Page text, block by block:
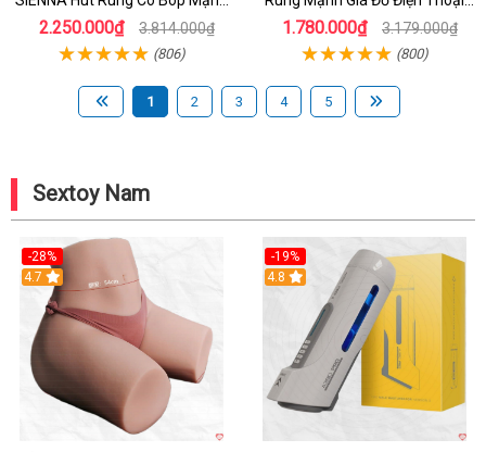
Mẽ Nam
2.250.000₫ 3.814.000₫
(806)
Chính Hãng
1.780.000₫ 3.179.000₫
(800)
1 2 3 4 5
Sextoy Nam
-28%
4.7
-19%
Hot
4.8